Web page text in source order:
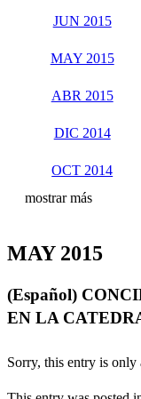
JUN 2015
MAY 2015
ABR 2015
DIC 2014
OCT 2014
mostrar más
MAY 2015
(Español)
EN LA
Sorry, this entry is only